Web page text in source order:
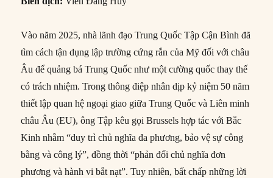
Vào năm 2025, nhà lãnh đạo Trung Quốc Tập Cận Bình đã
tìm cách tận dụng lập trường cứng rắn của Mỹ đối với châu
Âu để quảng bá Trung Quốc như một cường quốc thay thế
có trách nhiệm. Trong thông điệp nhân dịp kỷ niệm 50 năm
thiết lập quan hệ ngoại giao giữa Trung Quốc và Liên minh
châu Âu (EU), ông Tập kêu gọi Brussels hợp tác với Bắc
Kinh nhằm “duy trì chủ nghĩa đa phương, bảo vệ sự công
bằng và công lý”, đồng thời “phản đối chủ nghĩa đơn
phương và hành vi bắt nạt”. Tuy nhiên, bất chấp những lời